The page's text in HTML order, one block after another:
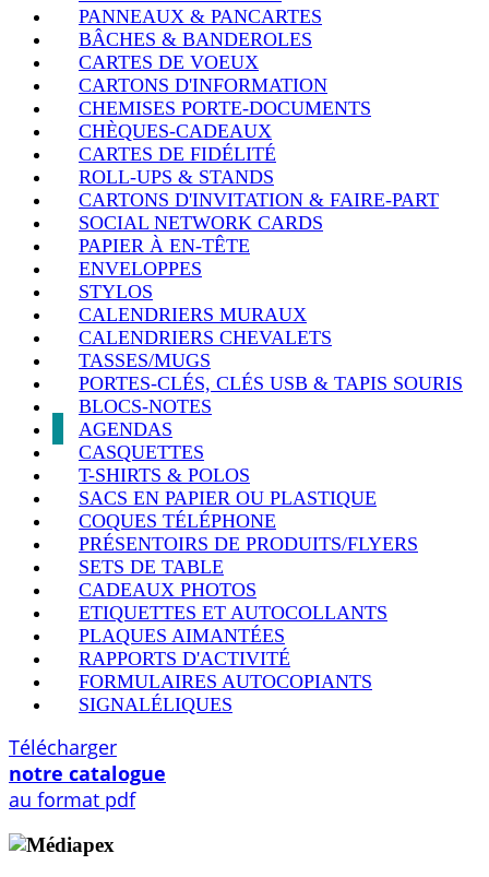
PANNEAUX & PANCARTES
BÂCHES & BANDEROLES
CARTES DE VOEUX
CARTONS D'INFORMATION
CHEMISES PORTE-DOCUMENTS
CHÈQUES-CADEAUX
CARTES DE FIDÉLITÉ
ROLL-UPS & STANDS
CARTONS D'INVITATION & FAIRE-PART
SOCIAL NETWORK CARDS
PAPIER À EN-TÊTE
ENVELOPPES
STYLOS
CALENDRIERS MURAUX
CALENDRIERS CHEVALETS
TASSES/MUGS
PORTES-CLÉS, CLÉS USB & TAPIS SOURIS
BLOCS-NOTES
AGENDAS
CASQUETTES
T-SHIRTS & POLOS
SACS EN PAPIER OU PLASTIQUE
COQUES TÉLÉPHONE
PRÉSENTOIRS DE PRODUITS/FLYERS
SETS DE TABLE
CADEAUX PHOTOS
ETIQUETTES ET AUTOCOLLANTS
PLAQUES AIMANTÉES
RAPPORTS D'ACTIVITÉ
FORMULAIRES AUTOCOPIANTS
SIGNALÉLIQUES
Télécharger
notre catalogue
au format pdf